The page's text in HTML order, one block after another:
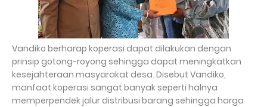
Vandiko berharap koperasi dapat dilakukan dengan
prinsip gotong-royong sehingga dapat meningkatkan
kesejahteraan masyarakat desa. Disebut Vandiko,
manfaat koperasi sangat banyak seperti halnya
memperpendek jalur distribusi barang sehingga harga